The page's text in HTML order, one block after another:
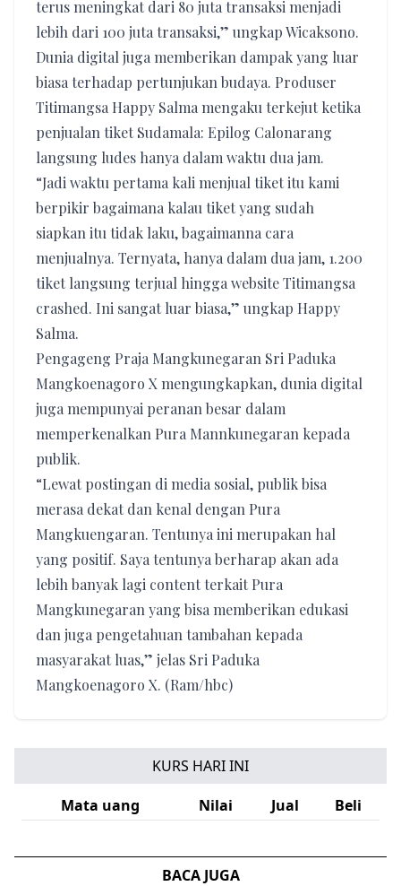
terus meningkat dari 80 juta transaksi menjadi
lebih dari 100 juta transaksi,” ungkap Wicaksono.
Dunia digital juga memberikan dampak yang luar
biasa terhadap pertunjukan budaya. Produser
Titimangsa Happy Salma mengaku terkejut ketika
penjualan tiket Sudamala: Epilog Calonarang
langsung ludes hanya dalam waktu dua jam.
“Jadi waktu pertama kali menjual tiket itu kami
berpikir bagaimana kalau tiket yang sudah
siapkan itu tidak laku, bagaimanna cara
menjualnya. Ternyata, hanya dalam dua jam, 1.200
tiket langsung terjual hingga website Titimangsa
crashed. Ini sangat luar biasa,” ungkap Happy
Salma.
Pengageng Praja Mangkunegaran Sri Paduka
Mangkoenagoro X mengungkapkan, dunia digital
juga mempunyai peranan besar dalam
memperkenalkan Pura Mannkunegaran kepada
publik.
“Lewat postingan di media sosial, publik bisa
merasa dekat dan kenal dengan Pura
Mangkuengaran. Tentunya ini merupakan hal
yang positif. Saya tentunya berharap akan ada
lebih banyak lagi content terkait Pura
Mangkunegaran yang bisa memberikan edukasi
dan juga pengetahuan tambahan kepada
masyarakat luas,” jelas Sri Paduka
Mangkoenagoro X. (Ram/hbc)
KURS HARI INI
Mata uang
Nilai Jual Beli
BACA JUGA